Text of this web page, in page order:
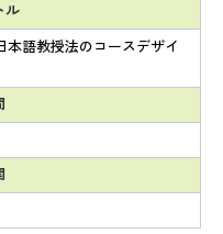
ル
本語教授法のコースデザイ